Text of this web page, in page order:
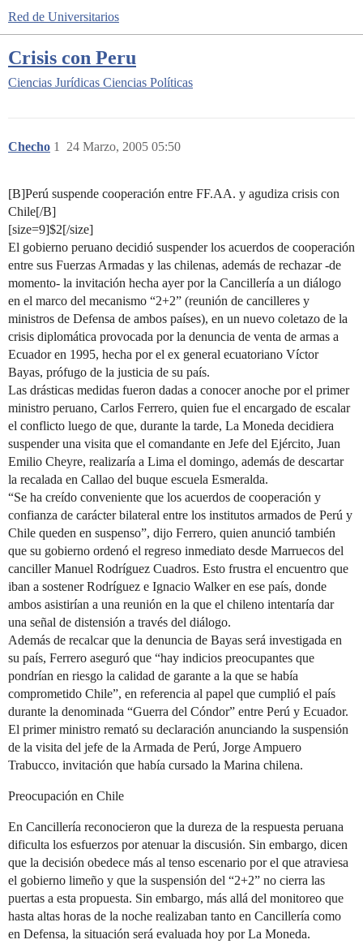
Red de Universitarios
Crisis con Peru
Ciencias Jurídicas Ciencias Políticas
Checho 24 Marzo, 2005 05:50
1
[B]Perú suspende cooperación entre FF.AA. y agudiza crisis con
Chile[/B]
[size=9]$2[/size]
El gobierno peruano decidió suspender los acuerdos de cooperación
entre sus Fuerzas Armadas y las chilenas, además de rechazar -de
momento- la invitación hecha ayer por la Cancillería a un diálogo
en el marco del mecanismo “2+2” (reunión de cancilleres y
ministros de Defensa de ambos países), en un nuevo coletazo de la
crisis diplomática provocada por la denuncia de venta de armas a
Ecuador en 1995, hecha por el ex general ecuatoriano Víctor
Bayas, prófugo de la justicia de su país.
Las drásticas medidas fueron dadas a conocer anoche por el primer
ministro peruano, Carlos Ferrero, quien fue el encargado de escalar
el conflicto luego de que, durante la tarde, La Moneda decidiera
suspender una visita que el comandante en Jefe del Ejército, Juan
Emilio Cheyre, realizaría a Lima el domingo, además de descartar
la recalada en Callao del buque escuela Esmeralda.
“Se ha creído conveniente que los acuerdos de cooperación y
confianza de carácter bilateral entre los institutos armados de Perú y
Chile queden en suspenso”, dijo Ferrero, quien anunció también
que su gobierno ordenó el regreso inmediato desde Marruecos del
canciller Manuel Rodríguez Cuadros. Esto frustra el encuentro que
iban a sostener Rodríguez e Ignacio Walker en ese país, donde
ambos asistirían a una reunión en la que el chileno intentaría dar
una señal de distensión a través del diálogo.
Además de recalcar que la denuncia de Bayas será investigada en
su país, Ferrero aseguró que “hay indicios preocupantes que
pondrían en riesgo la calidad de garante a la que se había
comprometido Chile”, en referencia al papel que cumplió el país
durante la denominada “Guerra del Cóndor” entre Perú y Ecuador.
El primer ministro remató su declaración anunciando la suspensión
de la visita del jefe de la Armada de Perú, Jorge Ampuero
Trabucco, invitación que había cursado la Marina chilena.
Preocupación en Chile
En Cancillería reconocieron que la dureza de la respuesta peruana
dificulta los esfuerzos por atenuar la discusión. Sin embargo, dicen
que la decisión obedece más al tenso escenario por el que atraviesa
el gobierno limeño y que la suspensión del “2+2” no cierra las
puertas a esta propuesta. Sin embargo, más allá del monitoreo que
hasta altas horas de la noche realizaban tanto en Cancillería como
en Defensa, la situación será evaluada hoy por La Moneda.